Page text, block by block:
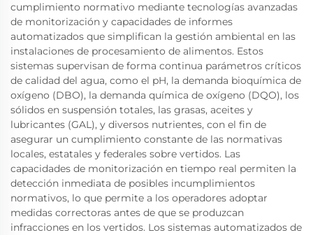
cumplimiento normativo mediante tecnologías avanzadas
de monitorización y capacidades de informes
automatizados que simplifican la gestión ambiental en las
instalaciones de procesamiento de alimentos. Estos
sistemas supervisan de forma continua parámetros críticos
de calidad del agua, como el pH, la demanda bioquímica de
oxígeno (DBO), la demanda química de oxígeno (DQO), los
sólidos en suspensión totales, las grasas, aceites y
lubricantes (GAL), y diversos nutrientes, con el fin de
asegurar un cumplimiento constante de las normativas
locales, estatales y federales sobre vertidos. Las
capacidades de monitorización en tiempo real permiten la
detección inmediata de posibles incumplimientos
normativos, lo que permite a los operadores adoptar
medidas correctoras antes de que se produzcan
infracciones en los vertidos. Los sistemas automatizados de